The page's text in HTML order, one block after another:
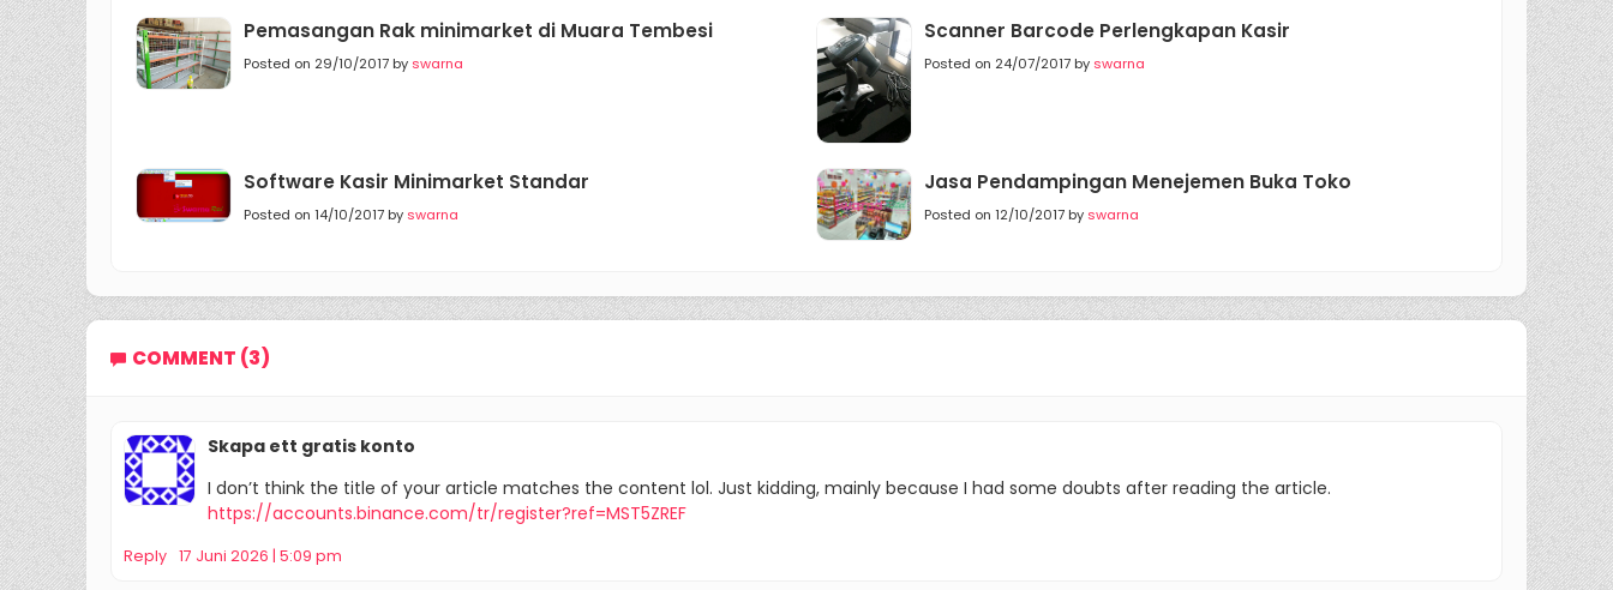
Pemasangan Rak minimarket di Muara Tembesi
Posted on 29/10/2017 by swarna
Scanner Barcode Perlengkapan Kasir
Posted on 24/07/2017 by swarna
Software Kasir Minimarket Standar
Posted on 14/10/2017 by swarna
Jasa Pendampingan Menejemen Buka Toko
Posted on 12/10/2017 by swarna
COMMENT (3)
Skapa ett gratis konto
I don’t think the title of your article matches the content lol. Just kidding, mainly because I had some doubts after reading the article.
https://accounts.binance.com/tr/register?ref=MST5ZREF
Reply 17 Juni 2026 | 5:09 pm